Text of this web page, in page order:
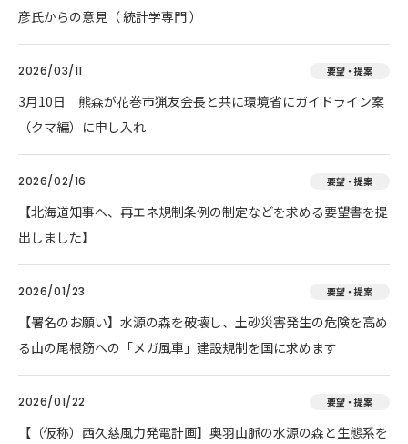
彦氏からの意見（ 統計学専門 ）
2026/03/11 要望・提案
3月10日 熊森が花巻市猟友会長と共に環境省にガイドライン案
（クマ編）に申し入れ
2026/02/16 要望・提案
【北海道知事へ、再エネ規制条例の制定などを求める要望書を提
出しました】
2026/01/23 要望・提案
【署名のお願い】水源の森を破壊し、土砂災害発生の危険を高め
る山の尾根筋への「メガ風車」建設規制を国に求めます
2026/01/22 要望・提案
【（仮称）西久慈風力発電計画】奥羽山脈の水源の森と生態系を